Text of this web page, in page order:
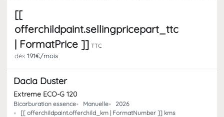
[[
offerchildpaint.sellingpricepart_ttc
| FormatPrice ]] TTC
dès 191€/mois
Dacia Duster
Extreme ECO-G 120
Bicarburation essence Manuelle
2026
[[ offerchildpaint.offerchild_km | FormatNumber ]] kms